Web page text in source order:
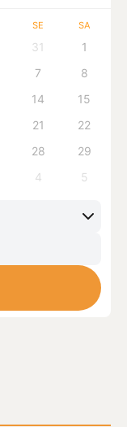
SE SA
31
1
7
8
14
15
21
22
28
29
4 5